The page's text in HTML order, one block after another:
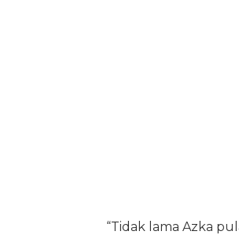
“Tidak lama Azka